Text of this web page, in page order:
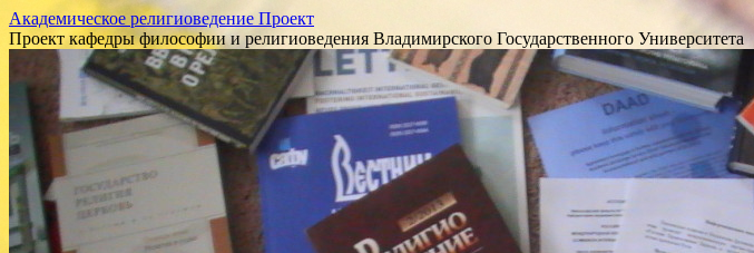
Академическое религиоведение Проект
Проект кафедры философии и религиоведения Владимирского Государственного Университета